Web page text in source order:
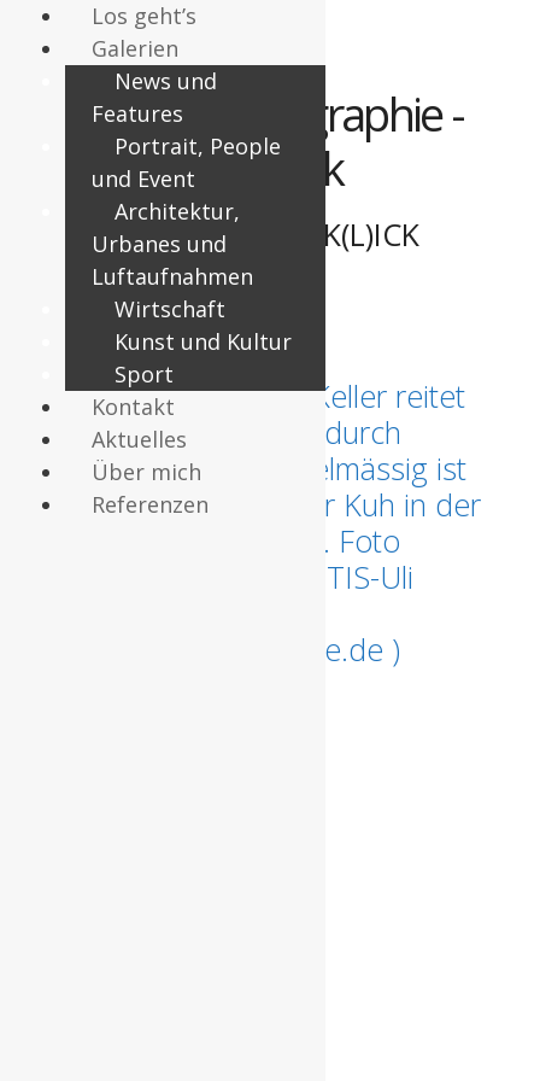
Springe
ARTIS Photographie -
Uli Deck
DER VISUELLE K(L)ICK
buntes
23.07.2021 – Sonja Keller reitet
mit ihrer Kuh Melina durch
Ölbronn-Dürrn. Regelmässig ist
die 22-Jährige mit der Kuh in der
Ortschaft unterwegs. Foto
COPYRIGHT: dpa/ARTIS-Uli
sales@picture-alliance.de )
Los geht’s
Galerien
News und
Features
Portrait, People
und Event
Architektur,
Urbanes und
Luftaufnahmen
Wirtschaft
Kunst und Kultur
Sport
Kontakt
Aktuelles
Über mich
Referenzen